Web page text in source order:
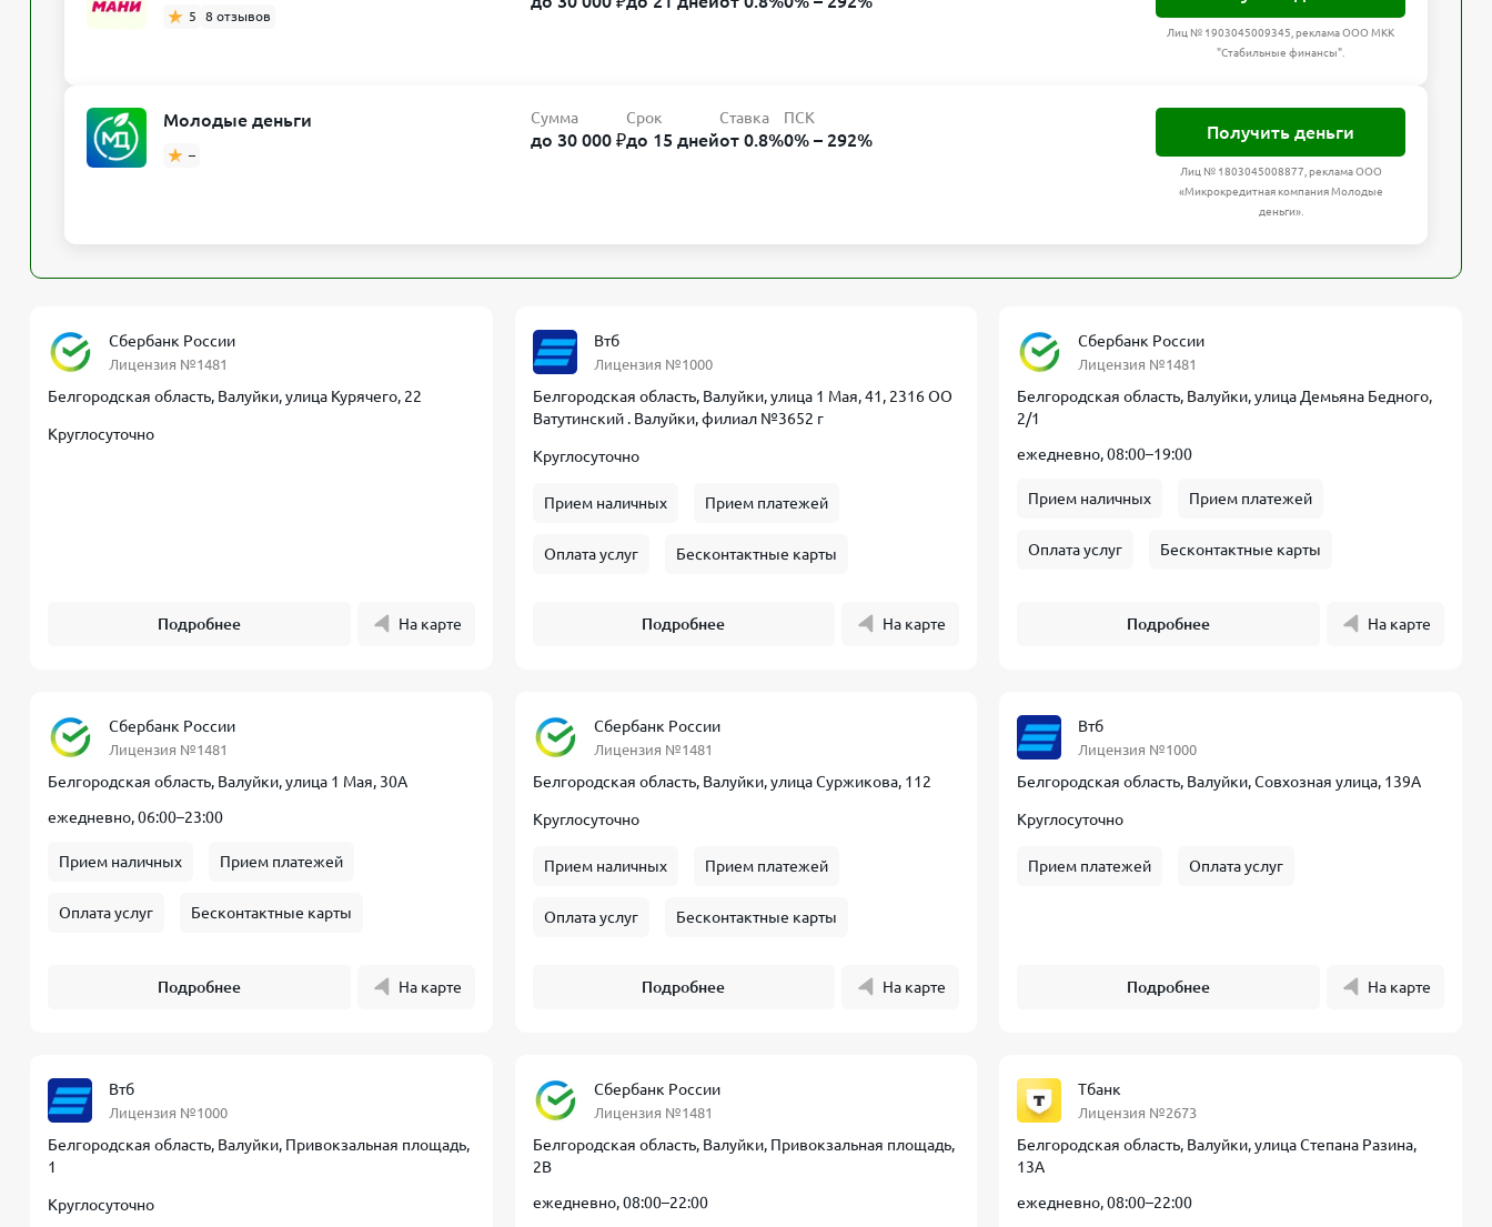
5 8 отзывов
Лиц № 1903045009345, реклама ООО МКК
"Стабильные финансы".
Молодые деньги
–
Сумма
до 30 000 ₽
Срок
до 15 дней
Ставка
от 0.8%
ПСК
0% – 292% Получить деньги
Лиц № 1803045008877, реклама ООО
«Микрокредитная компания Молодые
деньги».
Сбербанк России
Лицензия №1481
Белгородская область, Валуйки, улица Курячего, 22
Круглосуточно
Подробнее На карте
Втб
Лицензия №1000
Белгородская область, Валуйки, улица 1 Мая, 41, 2316 ОО
Ватутинский . Валуйки, филиал №3652 г
Круглосуточно
Прием наличных Прием платежей
Оплата услуг Бесконтактные карты
Подробнее На карте
Сбербанк России
Лицензия №1481
Белгородская область, Валуйки, улица Демьяна Бедного,
2/1
ежедневно, 08:00–19:00
Прием наличных Прием платежей
Оплата услуг Бесконтактные карты
Подробнее На карте
Сбербанк России
Лицензия №1481
Белгородская область, Валуйки, улица 1 Мая, 30А
ежедневно, 06:00–23:00
Прием наличных Прием платежей
Оплата услуг Бесконтактные карты
Подробнее На карте
Сбербанк России
Лицензия №1481
Белгородская область, Валуйки, улица Суржикова, 112
Круглосуточно
Прием наличных Прием платежей
Оплата услуг Бесконтактные карты
Подробнее На карте
Втб
Лицензия №1000
Белгородская область, Валуйки, Совхозная улица, 139А
Круглосуточно
Прием платежей Оплата услуг
Подробнее На карте
Втб
Лицензия №1000
Белгородская область, Валуйки, Привокзальная площадь,
1
Круглосуточно
Сбербанк России
Лицензия №1481
Белгородская область, Валуйки, Привокзальная площадь,
2В
ежедневно, 08:00–22:00
Тбанк
Лицензия №2673
Белгородская область, Валуйки, улица Степана Разина,
13А
ежедневно, 08:00–22:00